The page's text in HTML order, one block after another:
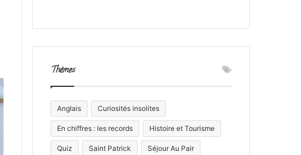
Thèmes
Anglais Curiosités insolites
En chiffres : les records Histoire et Tourisme
Quiz Saint Patrick Séjour Au Pair